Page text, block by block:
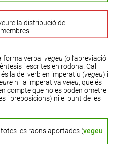
la distribució de
forma verbal vegeu (o l’abreviació
i escrites en rodona. Cal
la del verb en imperatiu (vegeu) i
ni la imperativa veieu, que és
compte que no es poden ometre
i preposicions) ni el punt de les
les raons aportades (vegeu